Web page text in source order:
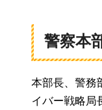
警察本
本部長、警務
イバー戦略局